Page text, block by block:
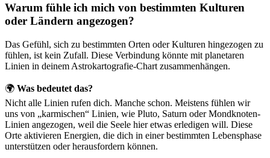
Warum fühle ich mich von bestimmten Kulturen
oder Ländern angezogen?
Das Gefühl, sich zu bestimmten Orten oder Kulturen hingezogen zu
fühlen, ist kein Zufall. Diese Verbindung könnte mit planetaren
Linien in deinem Astrokartografie-Chart zusammenhängen.
🌍 Was bedeutet das?
Nicht alle Linien rufen dich. Manche schon. Meistens fühlen wir
uns von „karmischen“ Linien, wie Pluto, Saturn oder Mondknoten-
Linien angezogen, weil die Seele hier etwas erledigen will. Diese
Orte aktivieren Energien, die dich in einer bestimmten Lebensphase
unterstützen oder herausfordern können.